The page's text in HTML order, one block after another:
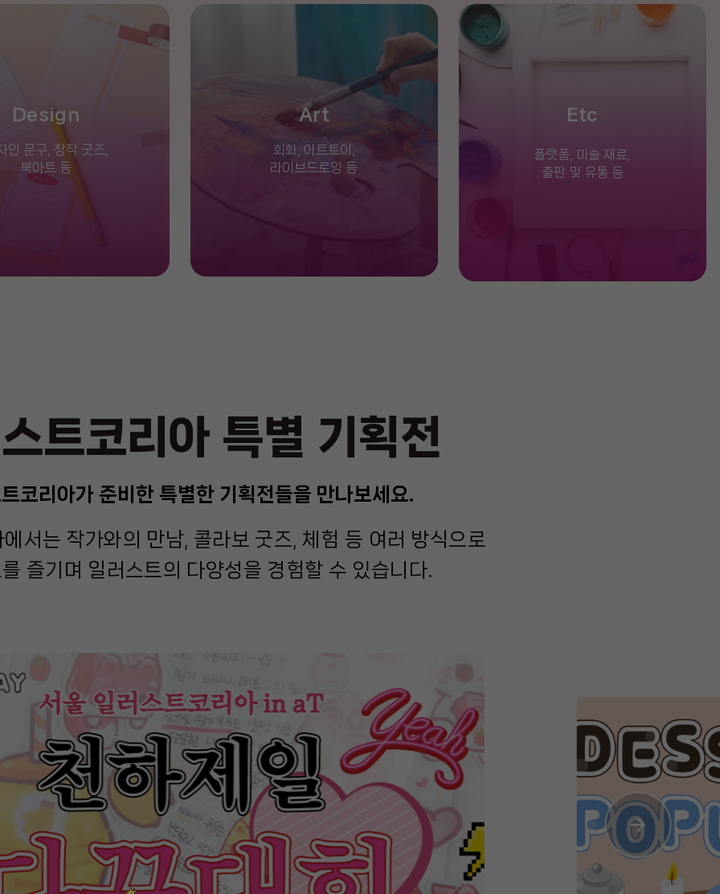
Design
인 문구, 창작 굿즈,
북아트 등
Art
회화, 아트토이,
라이브드로잉 등
Etc
플랫폼, 미술 재료,
출판 및 유통 등
트코리아 특별 기획전
코리아가 준비한 특별한 기획전들을 만나보세요.
서는 작가와의 만남, 콜라보 굿즈, 체험 등 여러 방식으로
즐기며 일러스트의 다양성을 경험할 수 있습니다.